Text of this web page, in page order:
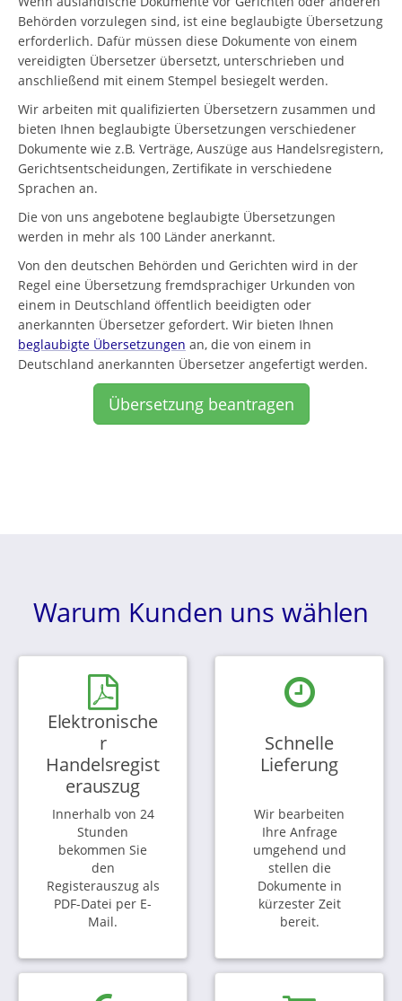
Behörden vorzulegen sind, ist eine beglaubigte Übersetzung
erforderlich. Dafür müssen diese Dokumente von einem
vereidigten Übersetzer übersetzt, unterschrieben und
anschließend mit einem Stempel besiegelt werden.
Wir arbeiten mit qualifizierten Übersetzern zusammen und
bieten Ihnen beglaubigte Übersetzungen verschiedener
Dokumente wie z.B. Verträge, Auszüge aus Handelsregistern,
Gerichtsentscheidungen, Zertifikate in verschiedene
Sprachen an.
Die von uns angebotene beglaubigte Übersetzungen
werden in mehr als 100 Länder anerkannt.
Von den deutschen Behörden und Gerichten wird in der
Regel eine Übersetzung fremdsprachiger Urkunden von
einem in Deutschland öffentlich beeidigten oder
anerkannten Übersetzer gefordert. Wir bieten Ihnen
beglaubigte Übersetzungen an, die von einem in
Deutschland anerkannten Übersetzer angefertigt werden.
Übersetzung beantragen
Warum Kunden uns wählen
Elektronische
r
Handelsregist
erauszug
Innerhalb von 24
Stunden
bekommen Sie
den
Registerauszug als
PDF-Datei per E-
Mail.
Schnelle
Lieferung
Wir bearbeiten
Ihre Anfrage
umgehend und
stellen die
Dokumente in
kürzester Zeit
bereit.